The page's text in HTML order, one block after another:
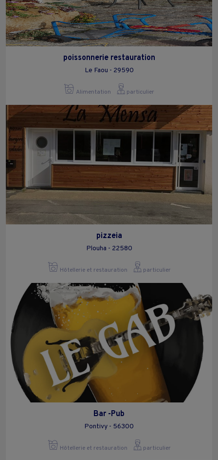
poissonnerie restauration
Le Faou - 29590
Alimentation particulier
pizzeia
Plouha - 22580
Hôtellerie et restauration particulier
Bar -Pub
Pontivy - 56300
Hôtellerie et restauration particulier